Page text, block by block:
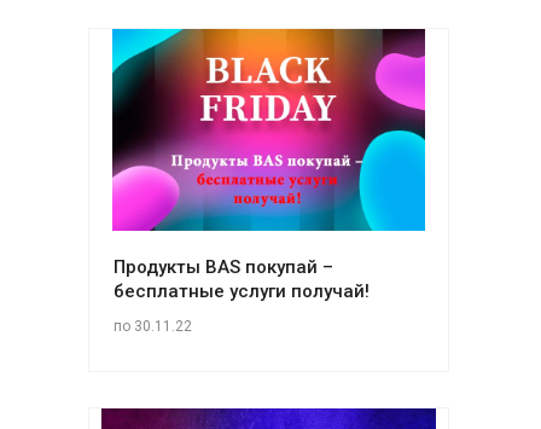
Продукты BAS покупай –
бесплатные услуги получай!
по 30.11.22